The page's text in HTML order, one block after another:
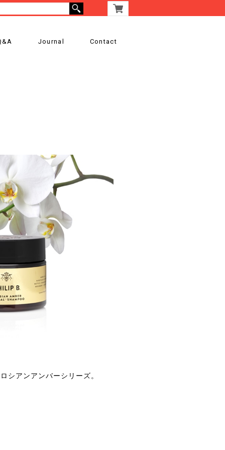
Journal Contact
シアンアンバーシリーズ。